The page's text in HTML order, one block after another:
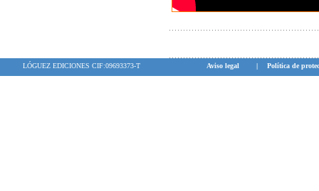
LÓGUEZ EDICIONES CIF:09693373-T Aviso legal | Política de